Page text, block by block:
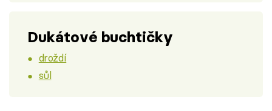
Dukátové buchtičky
droždí
sůl